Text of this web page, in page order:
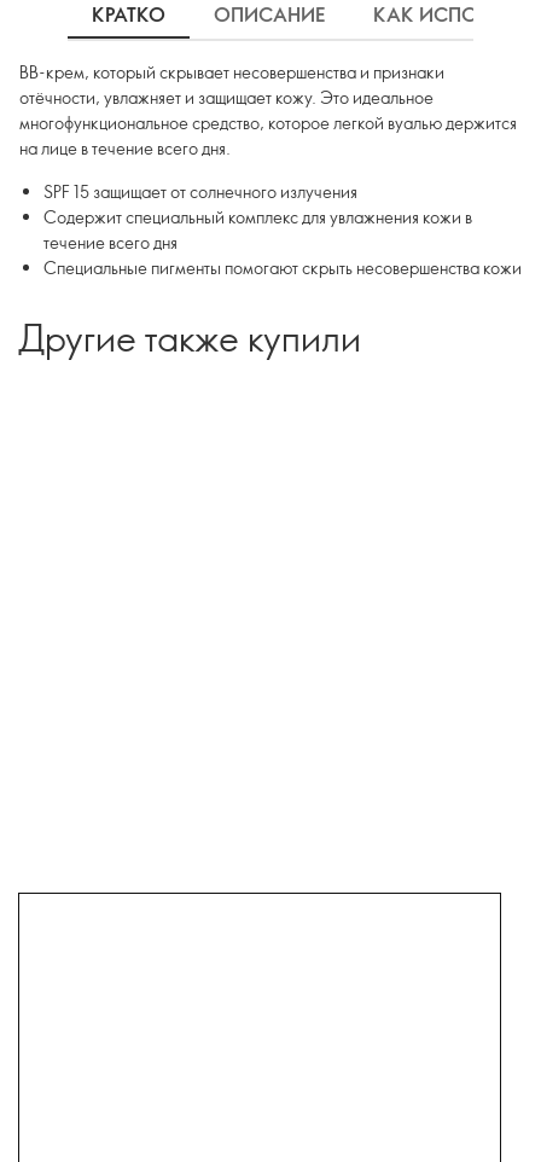
КРАТКО ОПИСАНИЕ КАК
BB-крем, который скрывает несовершенства и признаки
отёчности, увлажняет и защищает кожу. Это идеальное
многофункциональное средство, которое легкой вуалью держится
на лице в течение всего дня.
SPF 15 защищает от солнечного излучения
Содержит специальный комплекс для увлажнения кожи в
течение всего дня
Специальные пигменты помогают скрыть несовершенства кожи
Другие также купили